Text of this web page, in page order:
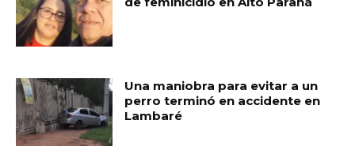
Una maniobra para evitar a un
perro terminó en accidente en
Lambaré